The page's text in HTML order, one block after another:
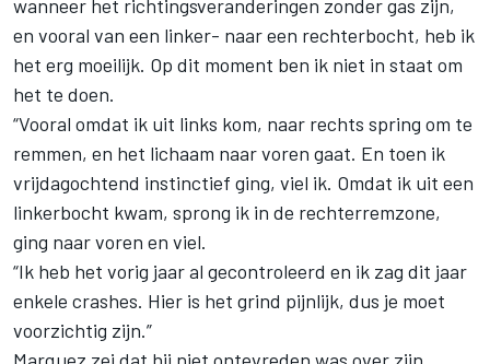
wanneer het richtingsveranderingen zonder gas zijn,
en vooral van een linker- naar een rechterbocht, heb ik
het erg moeilijk. Op dit moment ben ik niet in staat om
het te doen.
“Vooral omdat ik uit links kom, naar rechts spring om te
remmen, en het lichaam naar voren gaat. En toen ik
vrijdagochtend instinctief ging, viel ik. Omdat ik uit een
linkerbocht kwam, sprong ik in de rechterremzone,
ging naar voren en viel.
“Ik heb het vorig jaar al gecontroleerd en ik zag dit jaar
enkele crashes. Hier is het grind pijnlijk, dus je moet
voorzichtig zijn.”
Marquez zei dat hij niet ontevreden was over zijn